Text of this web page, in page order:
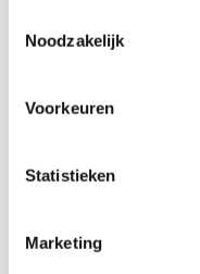
Noodzakelijk
Voorkeuren
Statistieken
Marketing